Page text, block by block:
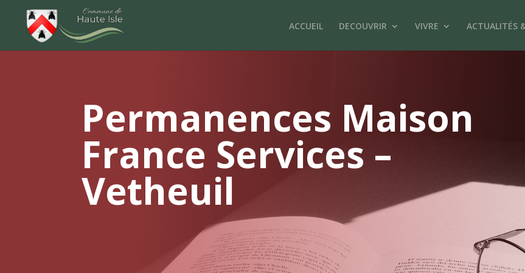
ACCUEIL DECOUVRIR VIVRE ACTUALITÉS
Permanences Maison
France Services –
Vetheuil